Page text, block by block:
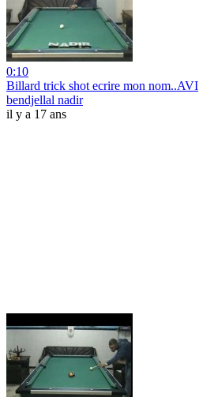
0:10
Billard trick shot ecrire mon nom..AVI
bendjellal nadir
il y a 17 ans